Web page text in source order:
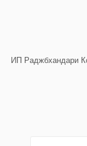
ИП Раджбхандари